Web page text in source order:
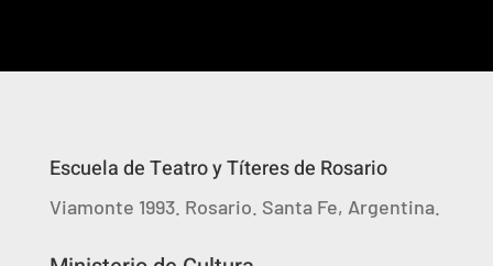
Escuela de Teatro y Títeres de Rosario
Viamonte 1993. Rosario. Santa Fe, Argentina.